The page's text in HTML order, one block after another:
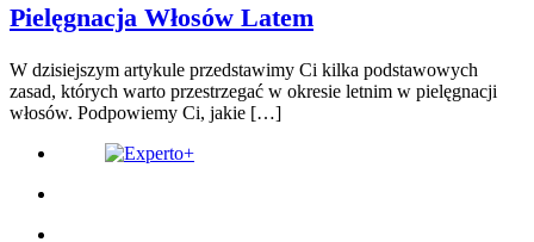
Pielęgnacja Włosów Latem
W dzisiejszym artykule przedstawimy Ci kilka podstawowych
zasad, których warto przestrzegać w okresie letnim w pielęgnacji
włosów. Podpowiemy Ci, jakie […]